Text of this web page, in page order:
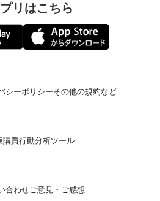
リはこちら
シーポリシーその他の規約など
購買行動分析ツール
合わせ ご意見・ご感想